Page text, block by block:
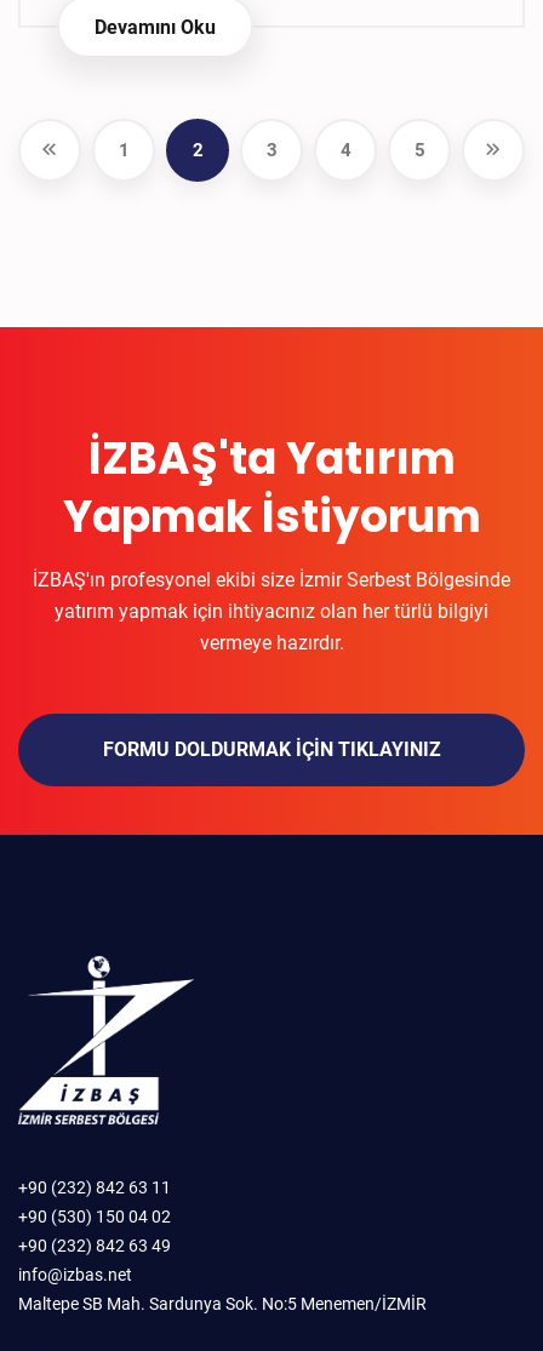
Devamını Oku
1 2 3 4 5
İZBAŞ'ta Yatırım
Yapmak İstiyorum
İZBAŞ'ın profesyonel ekibi size İzmir Serbest Bölgesinde
yatırım yapmak için ihtiyacınız olan her türlü bilgiyi
vermeye hazırdır.
FORMU DOLDURMAK IÇIN TIKLAYINIZ
+90 (232) 842 63 11
+90 (530) 150 04 02
+90 (232) 842 63 49
info@izbas.net
Maltepe SB Mah. Sardunya Sok. No:5 Menemen/İZMİR